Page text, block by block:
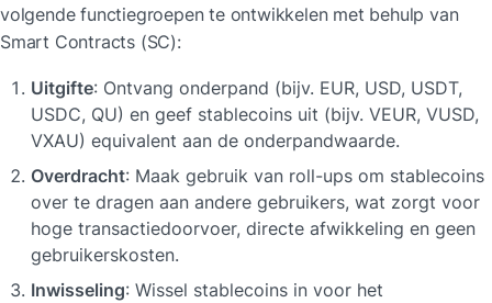
volgende functiegroepen te ontwikkelen met behulp van
Smart Contracts (SC):
Uitgifte: Ontvang onderpand (bijv. EUR, USD, USDT,
USDC, QU) en geef stablecoins uit (bijv. VEUR, VUSD,
VXAU) equivalent aan de onderpandwaarde.
Overdracht: Maak gebruik van roll-ups om stablecoins
over te dragen aan andere gebruikers, wat zorgt voor
hoge transactiedoorvoer, directe afwikkeling en geen
gebruikerskosten.
Inwisseling: Wissel stablecoins in voor het